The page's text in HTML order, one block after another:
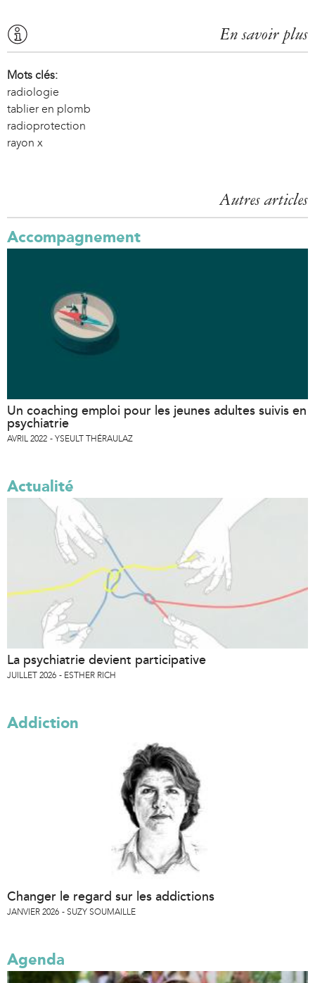
En savoir plus
Mots clés:
radiologie
tablier en plomb
radioprotection
rayon x
Autres articles
Accompagnement
Un coaching emploi pour les jeunes adultes suivis en
psychiatrie
AVRIL 2022 YSEULT THÉRAULAZ
Actualité
La psychiatrie devient participative
JUILLET 2026 ESTHER RICH
Addiction
Changer le regard sur les addictions
JANVIER 2026 SUZY SOUMAILLE
Agenda